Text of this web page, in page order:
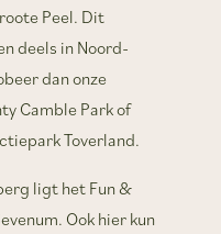
Peel. Dit
deels in Noord-
dan onze
Camble Park of
Toverland.
ligt het Fun &
Ook hier kun